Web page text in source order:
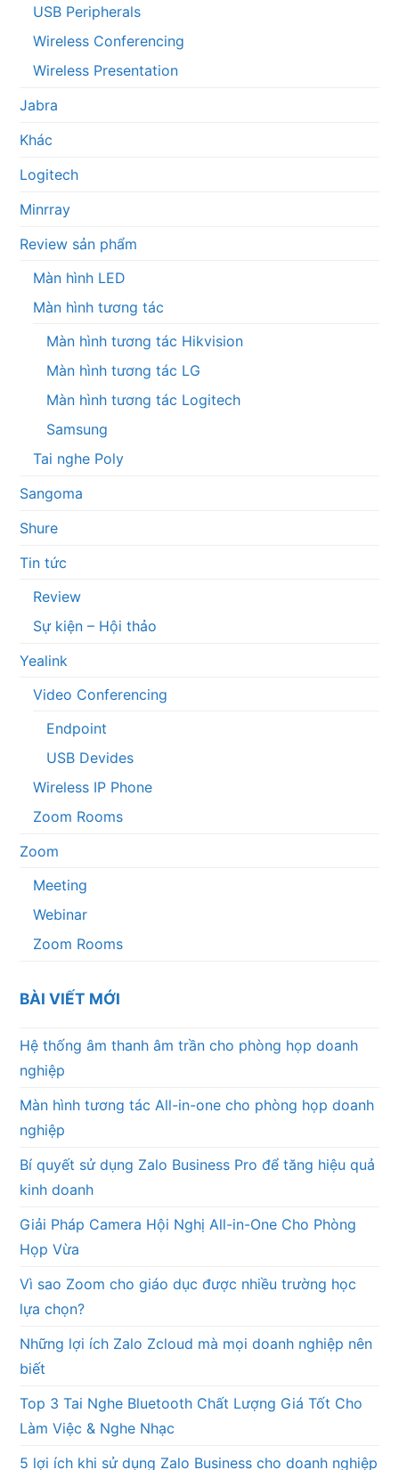
USB Peripherals
Wireless Conferencing
Wireless Presentation
Jabra
Khác
Logitech
Minrray
Review sản phẩm
Màn hình LED
Màn hình tương tác
Màn hình tương tác Hikvision
Màn hình tương tác LG
Màn hình tương tác Logitech
Samsung
Tai nghe Poly
Sangoma
Shure
Tin tức
Review
Sự kiện – Hội thảo
Yealink
Video Conferencing
Endpoint
USB Devides
Wireless IP Phone
Zoom Rooms
Zoom
Meeting
Webinar
Zoom Rooms
BÀI VIẾT MỚI
Hệ thống âm thanh âm trần cho phòng họp doanh
nghiệp
Màn hình tương tác All-in-one cho phòng họp doanh
nghiệp
Bí quyết sử dụng Zalo Business Pro để tăng hiệu quả
kinh doanh
Giải Pháp Camera Hội Nghị All-in-One Cho Phòng
Họp Vừa
Vì sao Zoom cho giáo dục được nhiều trường học
lựa chọn?
Những lợi ích Zalo Zcloud mà mọi doanh nghiệp nên
biết
Top 3 Tai Nghe Bluetooth Chất Lượng Giá Tốt Cho
Làm Việc & Nghe Nhạc
5 lợi ích khi sử dụng Zalo Business cho doanh nghiệp